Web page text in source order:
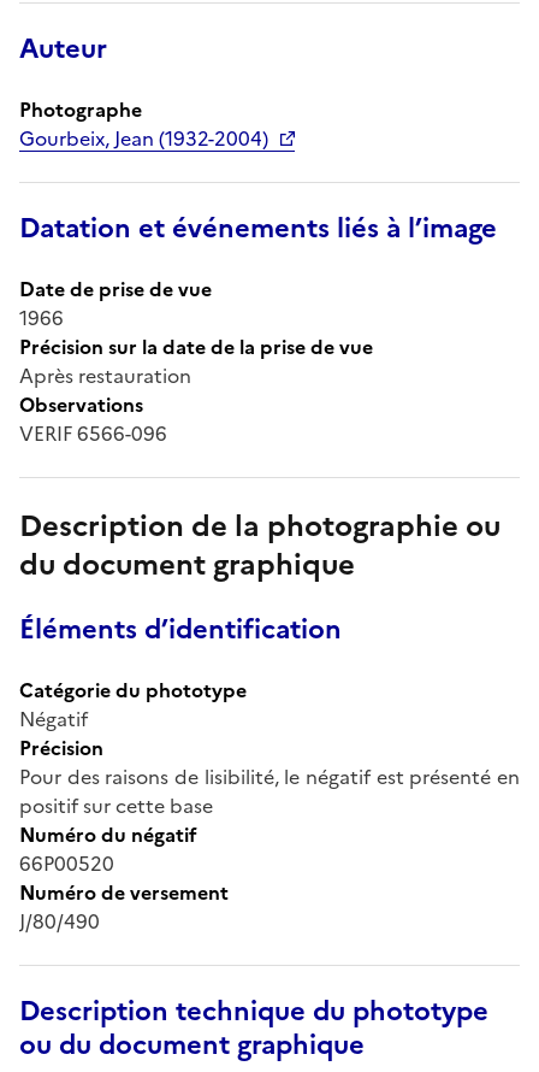
Auteur
Photographe
Gourbeix, Jean (1932-2004)
Datation et événements liés à l’image
Date de prise de vue
1966
Précision sur la date de la prise de vue
Après restauration
Observations
VERIF 6566-096
Description de la photographie ou
du document graphique
Éléments d’identification
Catégorie du phototype
Négatif
Précision
Pour des raisons de lisibilité, le négatif est présenté en
positif sur cette base
Numéro du négatif
66P00520
Numéro de versement
J/80/490
Description technique du phototype
ou du document graphique